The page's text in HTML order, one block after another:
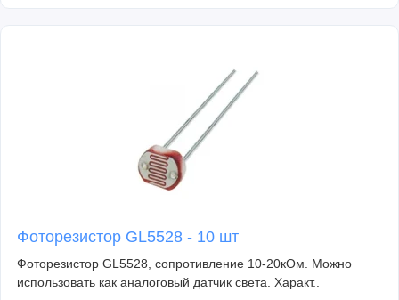
Фоторезистор GL5528 - 10 шт
Фоторезистор GL5528, сопротивление 10-20кОм. Можно
использовать как аналоговый датчик света. Характ..